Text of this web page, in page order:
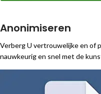
Anonimiseren
Verberg U vertrouwelijke en of
nauwkeurig en snel met de